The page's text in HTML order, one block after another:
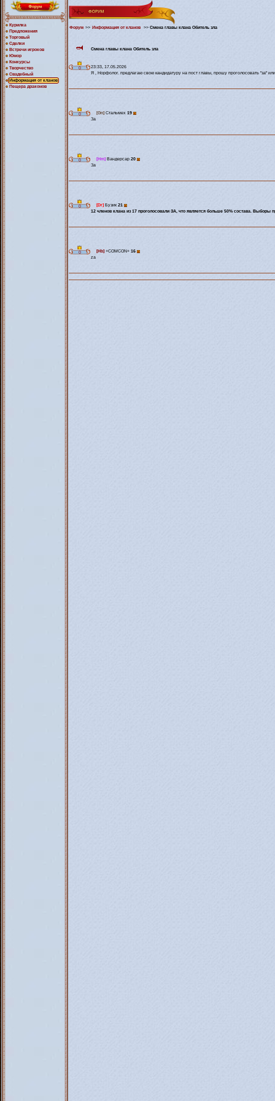
Курилка
Предложения
Торговый
Сделки
Встречи игроков
Юмор
Конкурсы
Творчество
Свадебный
Информация от кланов
Пещера драконов
Форум >> Информация от кланов >> Смена главы клана Обитель зла
Смена главы клана Обитель зла
0
23:33, 17.05.2026
Я , Норфолог. предлагаю свою кандидатуру на пост главы, прошу проголосовать "за"
0 [Gn] Стальмех 19
За
0 [Hm] Вандерсар 20
За
0 [Dr] Бузик 21
12 членов клана из 17 проголосовали ЗА, что является больше 50% состава. Выборы
0 [Hb] +COMCON+ 16
za